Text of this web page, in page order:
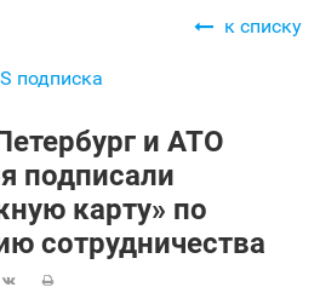
к списку
подписка
и АТО
подписали
карту» по
сотрудничества